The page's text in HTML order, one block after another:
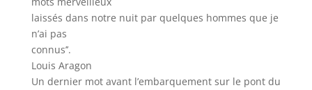
laissés dans notre nuit par quelques hommes que je
n’ai pas
connus’’.
Louis Aragon
Un dernier mot avant l’embarquement sur le pont du